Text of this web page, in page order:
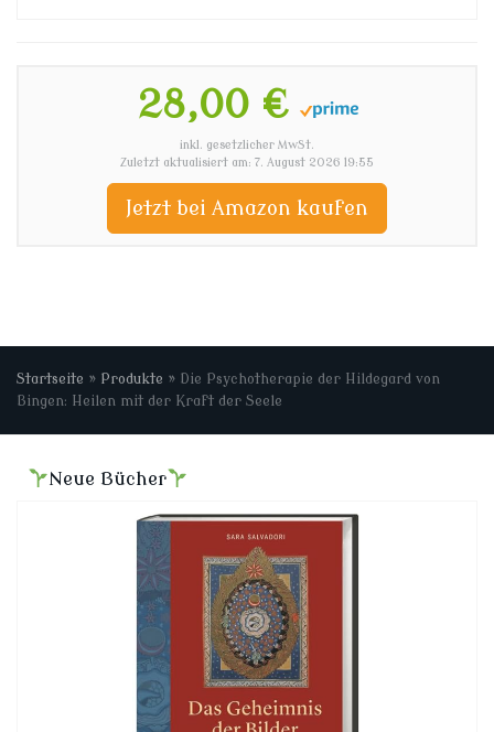
28,00 €
inkl. gesetzlicher MwSt.
Zuletzt aktualisiert am: 7. August 2026 19:55
Jetzt bei Amazon kaufen
Startseite » Produkte » Die Psychotherapie der Hildegard von
Bingen: Heilen mit der Kraft der Seele
Neue Bücher